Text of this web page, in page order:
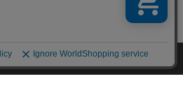
アウトドアテーブル HXT-8812-2-4-L
¥4,500
45ポイント(1倍)
ログイン お気に入り お知らせ